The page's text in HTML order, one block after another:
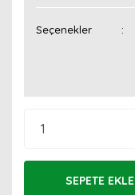
Seçenekler
SEPETE EKLE